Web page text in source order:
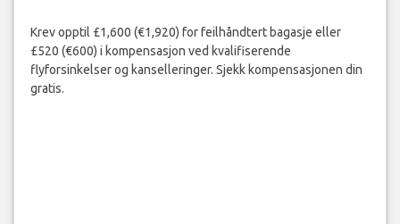
Krev opptil £1,600 (€1,920) for feilhåndtert bagasje eller
£520 (€600) i kompensasjon ved kvalifiserende
flyforsinkelser og kanselleringer. Sjekk kompensasjonen din
gratis.